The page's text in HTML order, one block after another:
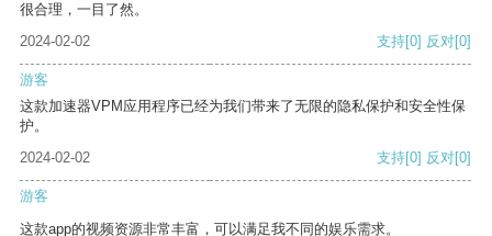
很合理，一目了然。
2024-02-02
支持[0] 反对[0]
游客
这款加速器VPM应用程序已经为我们带来了无限的隐私保护和安全性保
护。
2024-02-02
支持[0] 反对[0]
游客
这款app的视频资源非常丰富，可以满足我不同的娱乐需求。